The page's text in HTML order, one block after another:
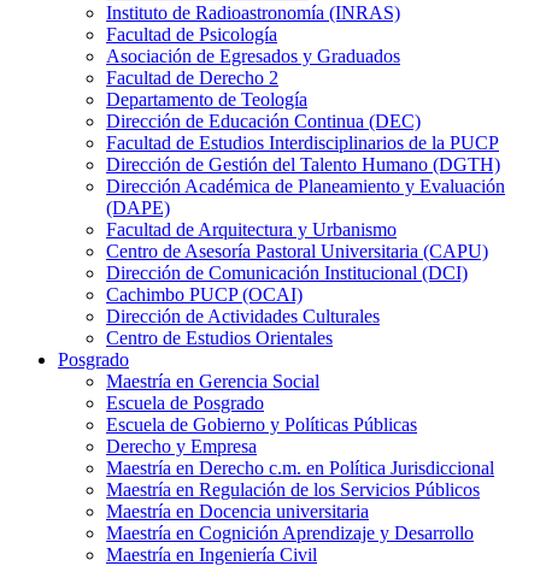
Instituto de Radioastronomía (INRAS)
Facultad de Psicología
Asociación de Egresados y Graduados
Facultad de Derecho 2
Departamento de Teología
Dirección de Educación Continua (DEC)
Facultad de Estudios Interdisciplinarios de la PUCP
Dirección de Gestión del Talento Humano (DGTH)
Dirección Académica de Planeamiento y Evaluación
(DAPE)
Facultad de Arquitectura y Urbanismo
Centro de Asesoría Pastoral Universitaria (CAPU)
Dirección de Comunicación Institucional (DCI)
Cachimbo PUCP (OCAI)
Dirección de Actividades Culturales
Centro de Estudios Orientales
Posgrado
Maestría en Gerencia Social
Escuela de Posgrado
Escuela de Gobierno y Políticas Públicas
Derecho y Empresa
Maestría en Derecho c.m. en Política Jurisdiccional
Maestría en Regulación de los Servicios Públicos
Maestría en Docencia universitaria
Maestría en Cognición Aprendizaje y Desarrollo
Maestría en Ingeniería Civil